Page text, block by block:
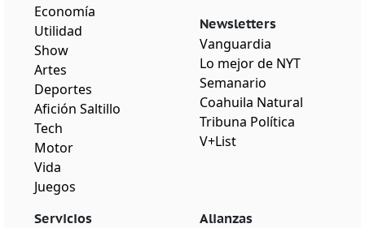
Economía
Utilidad
Show
Artes
Deportes
Afición Saltillo
Tech
Motor
Vida
Juegos
Newsletters
Vanguardia
Lo mejor de NYT
Semanario
Coahuila Natural
Tribuna Política
V+List
Servicios Alianzas